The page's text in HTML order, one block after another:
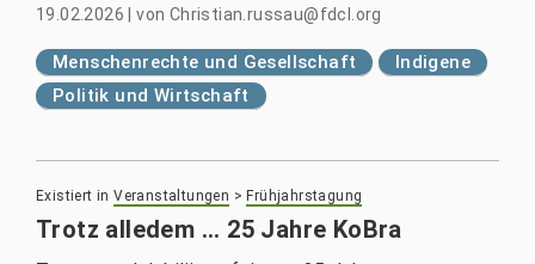
19.02.2026 |von Christian.russau@fdcl.org
Menschenrechte und Gesellschaft
Indigene
Politik und Wirtschaft
Existiert in Veranstaltungen > Frühjahrstagung
Trotz alledem ... 25 Jahre KoBra